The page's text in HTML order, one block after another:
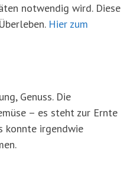
notwendig wird. Diese
Hier zum
Genuss. Die
– es steht zur Ernte
konnte irgendwie